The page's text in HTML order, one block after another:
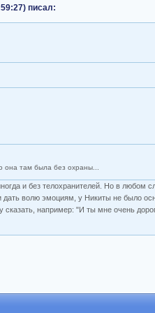
писал:
она там была без охраны...
и без телохранителей. Но в любом
волю эмоциям, у Никиты не было
например: "И ты мне очень